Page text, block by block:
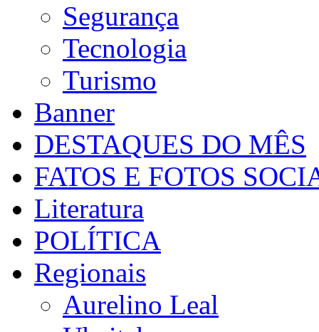
Segurança
Tecnologia
Turismo
Banner
DESTAQUES DO MÊS
FATOS E FOTOS
Literatura
POLÍTICA
Regionais
Aurelino Leal